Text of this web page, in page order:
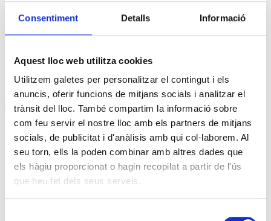
Consentiment Detalls Informació
Aquest lloc web utilitza cookies
Utilitzem galetes per personalitzar el contingut i els
anuncis, oferir funcions de mitjans socials i analitzar el
trànsit del lloc. També compartim la informació sobre
com feu servir el nostre lloc amb els partners de mitjans
socials, de publicitat i d'anàlisis amb qui col·laborem. Al
seu torn, ells la poden combinar amb altres dades que
els hàgiu proporcionat o hagin recopilat a partir de l'ús
que heu fet dels seus serveis.
Posted on22 gener, 2025 22 gener, 2025
formació i drets laborals, els pilars d’una
transició digital justa.
Continuar llegint→
Tweet
Afilia't a la USOC
APP USOC per Android
APP USOC per iOS
Posa't en contacte